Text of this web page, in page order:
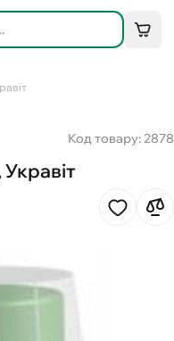
Код товару: 2878